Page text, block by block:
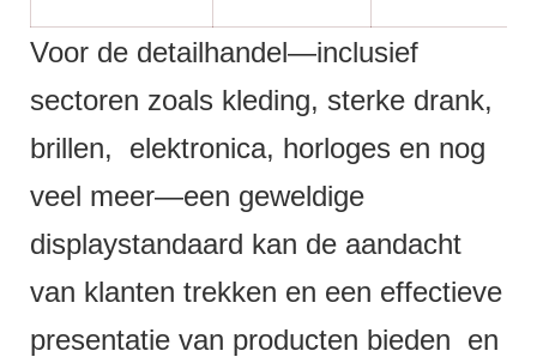
Voor de detailhandel—inclusief
sectoren zoals kleding, sterke drank,
brillen, elektronica, horloges en nog
veel meer—een geweldige
displaystandaard kan de aandacht
van klanten trekken en een effectieve
presentatie van producten bieden en